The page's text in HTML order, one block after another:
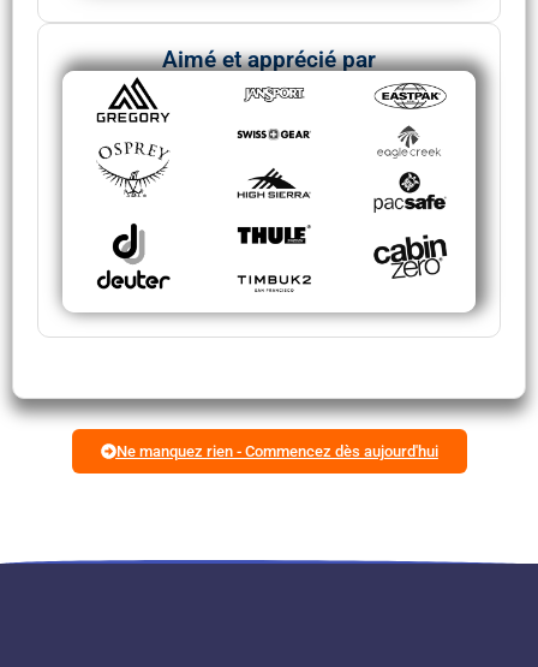
Aimé et apprécié par
Ne manquez rien - Commencez dès aujourd'hui